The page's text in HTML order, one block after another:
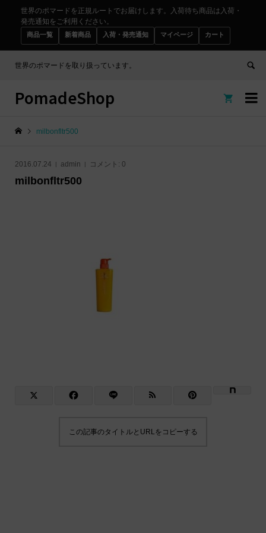
世界のポマードを正規ルートでお届けします。入荷待ち商品は入荷・
発売通知をご利用ください。
商品一覧 新着商品 入荷・発売通知 マイページ カート
世界のポマードを取り扱っています。

PomadeShop 
milbonfltr500
2016.07.24 admin コメント: 0
milbonfltr500
この記事のタイトルとURLをコピーする